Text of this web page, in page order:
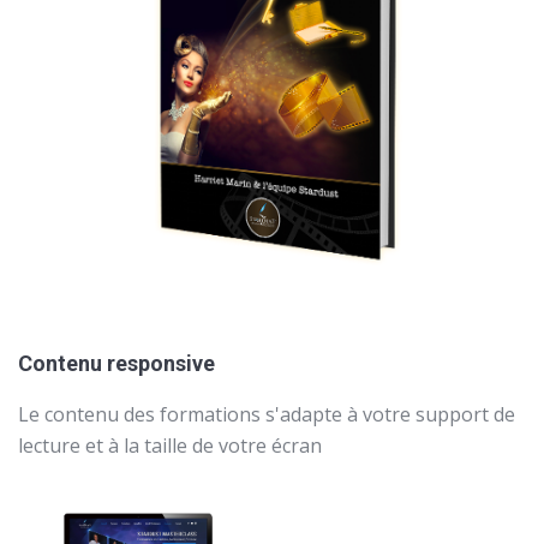
Contenu responsive
Le contenu des formations s'adapte à votre support de
lecture et à la taille de votre écran